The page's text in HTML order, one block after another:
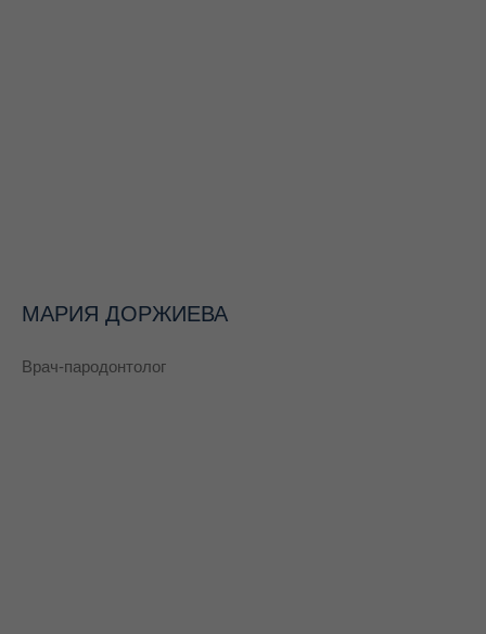
МАРИЯ ДОРЖИЕВА
Врач-пародонтолог